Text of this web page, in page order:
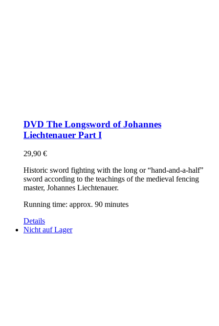
DVD The Longsword of Johannes
Liechtenauer Part I
29,90 €
Historic sword fighting with the long or “hand-and-a-half”
sword according to the teachings of the medieval fencing
master, Johannes Liechtenauer.
Running time: approx. 90 minutes
Details
Nicht auf Lager